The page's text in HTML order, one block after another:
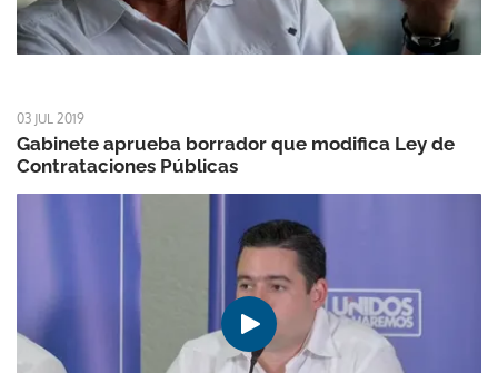
03 JUL 2019
Gabinete aprueba borrador que modifica Ley de
Contrataciones Públicas